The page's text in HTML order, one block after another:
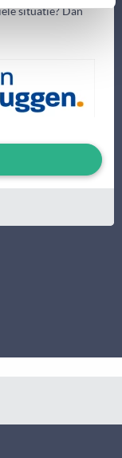
situatie? Dan